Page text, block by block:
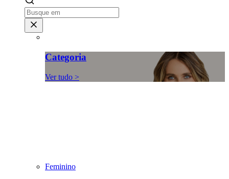
Categoria
Ver tudo >
Feminino